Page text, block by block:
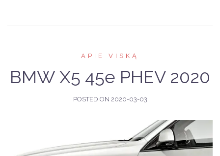
APIE VISKĄ
BMW X5 45e PHEV 2020
POSTED ON 2020-03-03